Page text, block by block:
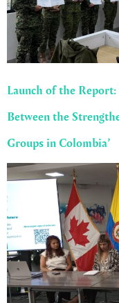
Launch of the Report:
Between the
Groups in Colombia’